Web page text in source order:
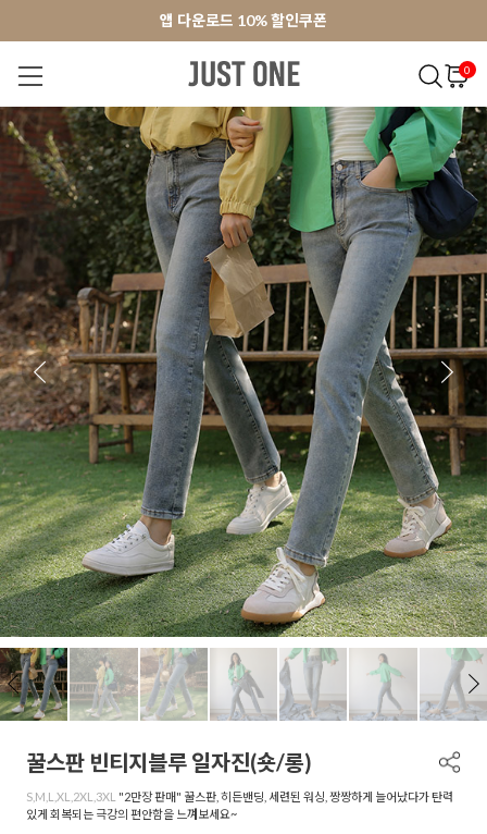
앱 다운로드 10% 할인쿠폰
회원가입 쿠폰 3000원
앱 다운로드 10% 할인쿠폰
회원가입 쿠폰 3000원
0
NEW 7% BEST 오늘출발 MADE . J 상의 팬츠 아
꿀스판 빈티지블루 일자진(숏/롱)
S,M,L,XL,2XL,3XL "2만장 판매" 꿀스판, 히든밴딩, 세련된 워싱, 짱짱하게 늘어났다가 탄력
있게 회복되는 극강의 편안함을 느껴보세요~